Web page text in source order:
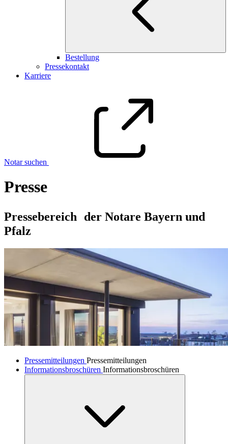
Bestellung
Pressekontakt
Karriere
Notar suchen
Presse
Pressebereich der Notare Bayern und
Pfalz
Pressemitteilungen Pressemitteilungen
Informationsbroschüren Informationsbroschüren